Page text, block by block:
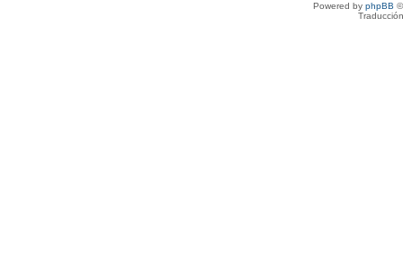
Powered by phpBB